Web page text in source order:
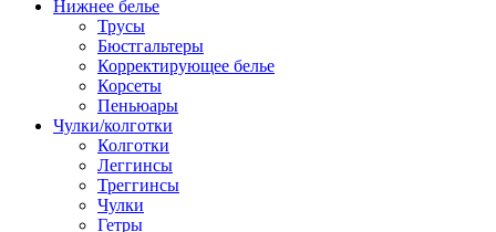
Нижнее белье
Трусы
Бюстгальтеры
Корректирующее белье
Корсеты
Пеньюары
Чулки/колготки
Колготки
Леггинсы
Треггинсы
Чулки
Гетры